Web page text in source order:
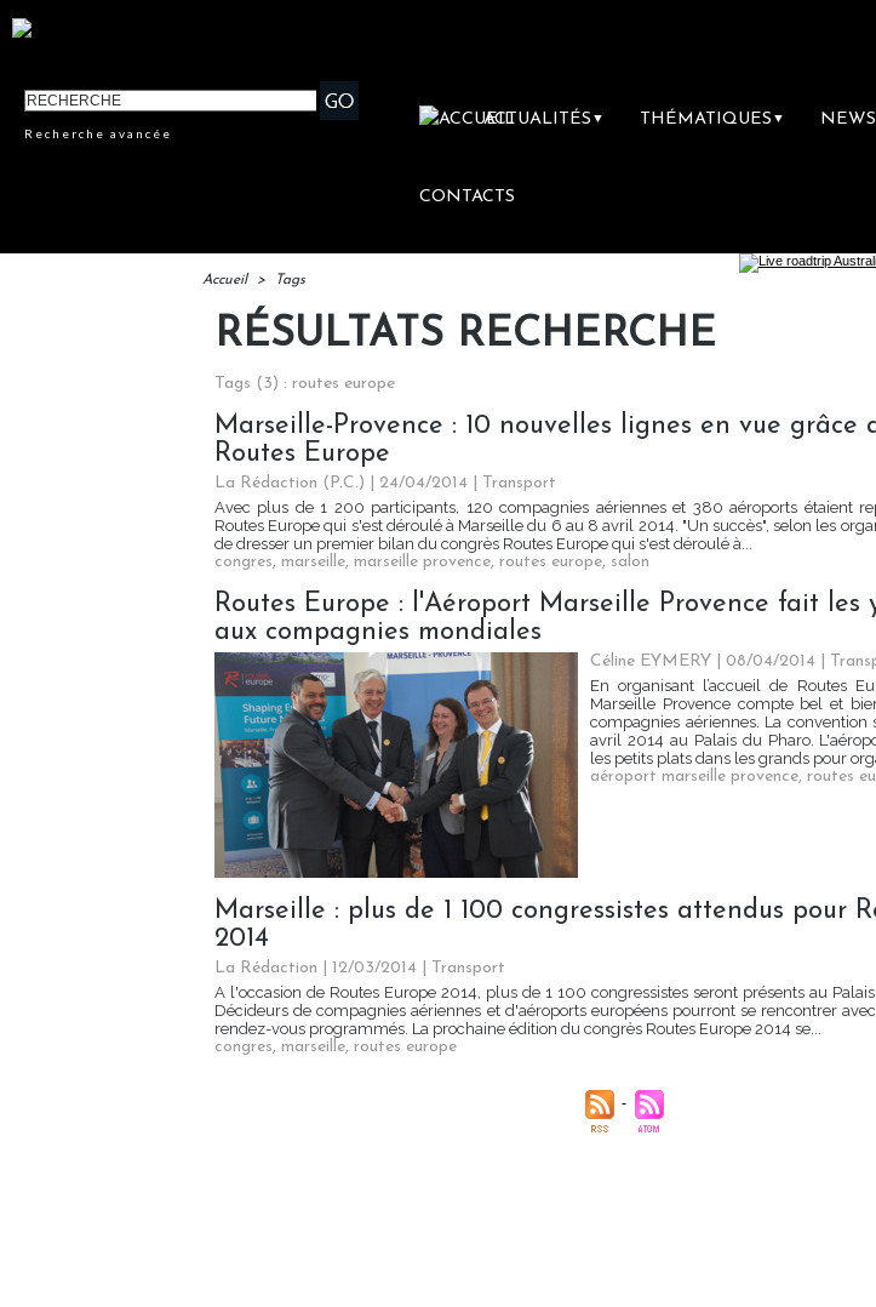
Recherche avancée
ACTUALITÉS ▼ THÉMATIQUES ▼
CONTACTS
Accueil > Tags
RÉSULTATS RECHERCHE
Tags (3) : routes europe
Marseille-Provence : 10 nouvelles lignes en vue grâce
Routes Europe
La Rédaction (P.C.) | 24/04/2014
Transport
Avec plus de 1 200 participants, 120 compagnies aériennes et 380 aéroports étaient
Routes Europe qui s'est déroulé à Marseille du 6 au 8 avril 2014. "Un succès", selon les
de dresser un premier bilan du congrès Routes Europe qui s'est déroulé à...
congres, marseille, marseille provence, routes europe, salon
Routes Europe : l'Aéroport Marseille Provence fait les
aux compagnies mondiales
Céline EYMERY | 08/04/2014
En organisant l’accueil de Routes
Marseille Provence compte bel et
compagnies aériennes. La
avril 2014 au Palais du Pharo.
les petits plats dans les grands pour
aéroport marseille provence, routes
Marseille : plus de 1 100 congressistes attendus pour
2014
La Rédaction | 12/03/2014
Transport
A l'occasion de Routes Europe 2014, plus de 1 100 congressistes seront présents au
Décideurs de compagnies aériennes et d'aéroports européens pourront se rencontrer
rendez-vous programmés. La prochaine édition du congrès Routes Europe 2014 se...
congres, marseille, routes europe